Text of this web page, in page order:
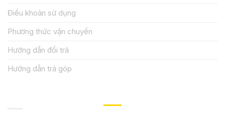
Điều khoản sử dụng
Phương thức vận chuyển
Hướng dẫn đổi trả
Hướng dẫn trả góp